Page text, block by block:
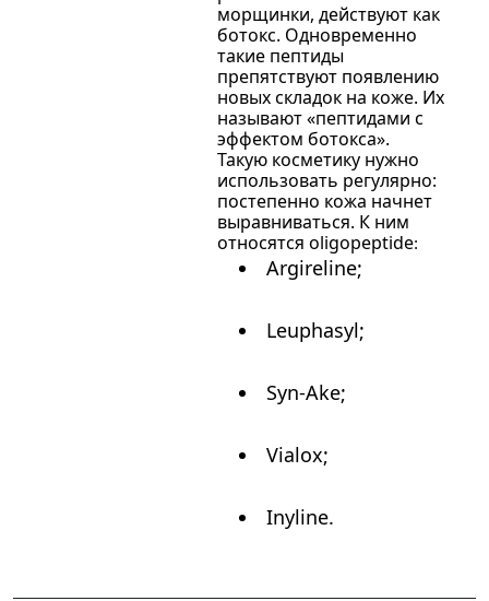
морщинки, действуют как
ботокс. Одновременно
такие пептиды
препятствуют появлению
новых складок на коже. Их
называют «пептидами с
эффектом ботокса».
Такую косметику нужно
использовать регулярно:
постепенно кожа начнет
выравниваться. К ним
относятся oligopeptide:
Argireline;
Leuphasyl;
Syn-Ake;
Vialox;
Inyline.